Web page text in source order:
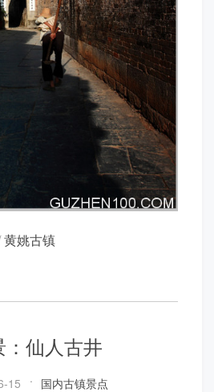
黄姚古镇
仙人古井
15 国内古镇景点